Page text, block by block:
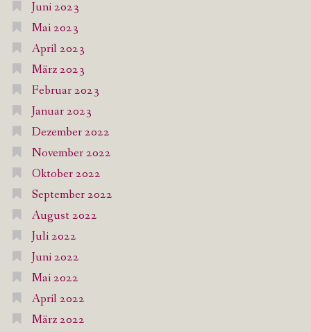
Juni 2023
Mai 2023
April 2023
März 2023
Februar 2023
Januar 2023
Dezember 2022
November 2022
Oktober 2022
September 2022
August 2022
Juli 2022
Juni 2022
Mai 2022
April 2022
März 2022